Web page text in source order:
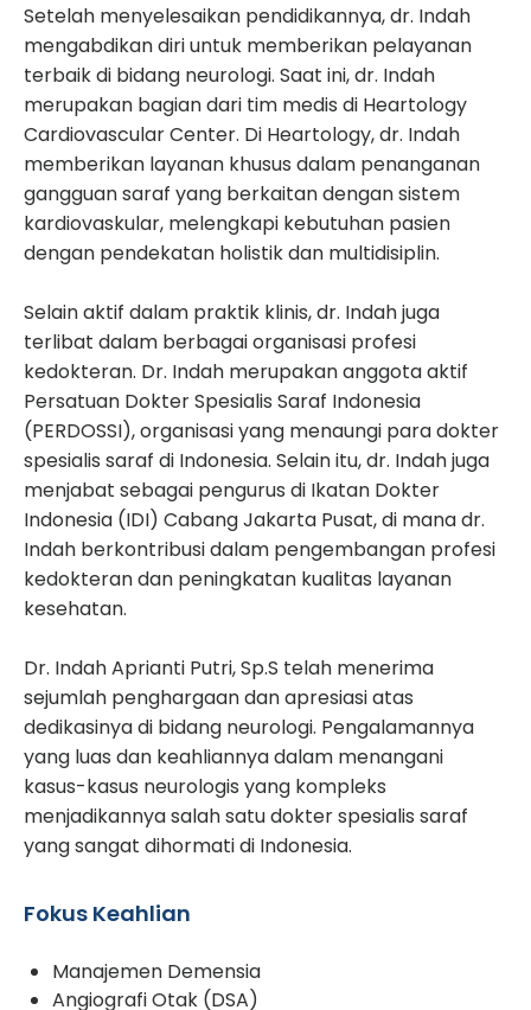
Setelah menyelesaikan pendidikannya, dr. Indah
mengabdikan diri untuk memberikan pelayanan
terbaik di bidang neurologi. Saat ini, dr. Indah
merupakan bagian dari tim medis di Heartology
Cardiovascular Center. Di Heartology, dr. Indah
memberikan layanan khusus dalam penanganan
gangguan saraf yang berkaitan dengan sistem
kardiovaskular, melengkapi kebutuhan pasien
dengan pendekatan holistik dan multidisiplin.
Selain aktif dalam praktik klinis, dr. Indah juga
terlibat dalam berbagai organisasi profesi
kedokteran. Dr. Indah merupakan anggota aktif
Persatuan Dokter Spesialis Saraf Indonesia
(PERDOSSI), organisasi yang menaungi para dokter
spesialis saraf di Indonesia. Selain itu, dr. Indah juga
menjabat sebagai pengurus di Ikatan Dokter
Indonesia (IDI) Cabang Jakarta Pusat, di mana dr.
Indah berkontribusi dalam pengembangan profesi
kedokteran dan peningkatan kualitas layanan
kesehatan.
Dr. Indah Aprianti Putri, Sp.S telah menerima
sejumlah penghargaan dan apresiasi atas
dedikasinya di bidang neurologi. Pengalamannya
yang luas dan keahliannya dalam menangani
kasus-kasus neurologis yang kompleks
menjadikannya salah satu dokter spesialis saraf
yang sangat dihormati di Indonesia.
Fokus Keahlian
Manajemen Demensia
Angiografi Otak (DSA)